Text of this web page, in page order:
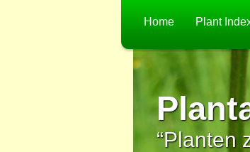
Home Plant
“Planten